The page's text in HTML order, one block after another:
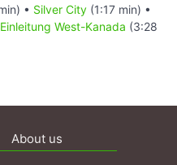
• Silver City (1:17 min) •
Einleitung West-Kanada (3:28
About us